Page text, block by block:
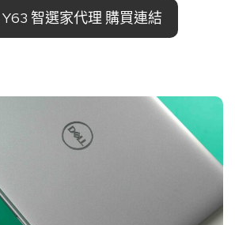
Y63 智選家代理 購買連結